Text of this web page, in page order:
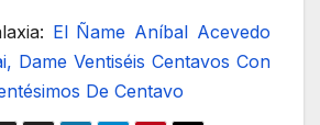
El Ñame Aníbal Acevedo
Dame Ventiséis Centavos Con
De Centavo